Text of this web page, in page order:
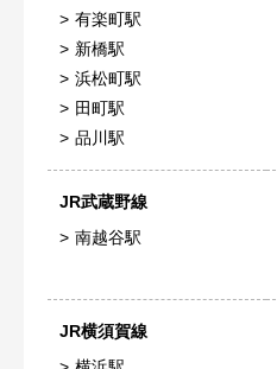
有楽町駅
新橋駅
浜松町駅
田町駅
品川駅
JR武蔵野線
南越谷駅
JR横須賀線